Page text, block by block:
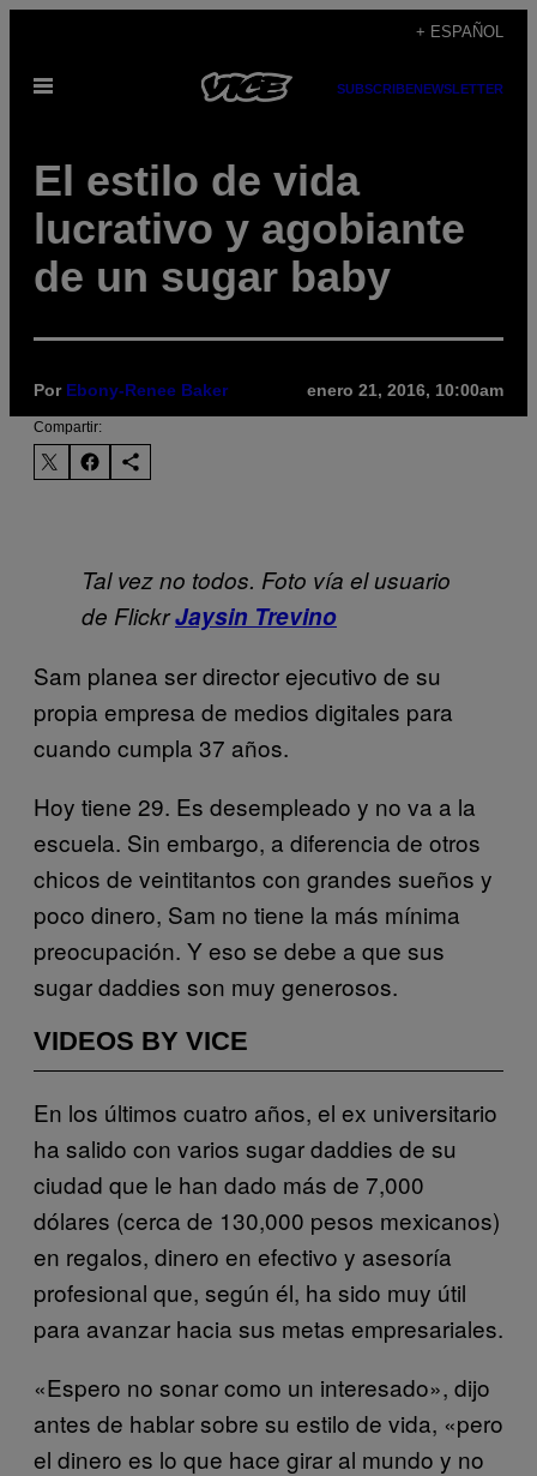
contenido
+ ESPAÑOL
Abrir
SUBSCRIBENEWSLETTER
El estilo de vida
lucrativo y agobiante
de un sugar baby
Por Ebony-Renee Baker enero 21, 2016, 10:00am
Compartir:
Tal vez no todos. Foto vía el usuario
de FlickrJaysin Trevino
Sam planea ser director ejecutivo de su
propia empresa de medios digitales para
cuando cumpla 37 años.
Hoy tiene 29. Es desempleado y no va a la
escuela. Sin embargo, a diferencia de otros
chicos de veintitantos con grandes sueños y
poco dinero, Sam no tiene la más mínima
preocupación. Y eso se debe a que sus
sugar daddies son muy generosos.
VIDEOS BY VICE
En los últimos cuatro años, el ex universitario
ha salido con varios sugar daddies de su
ciudad que le han dado más de 7,000
dólares (cerca de 130,000 pesos mexicanos)
en regalos, dinero en efectivo y asesoría
profesional que, según él, ha sido muy útil
para avanzar hacia sus metas empresariales.
«Espero no sonar como un interesado», dijo
antes de hablar sobre su estilo de vida, «pero
el dinero es lo que hace girar al mundo y no